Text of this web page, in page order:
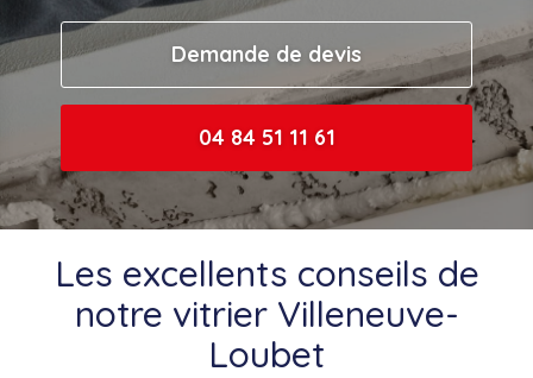
Demande de devis
04 84 51 11 61
Les excellents conseils de
notre vitrier Villeneuve-
Loubet